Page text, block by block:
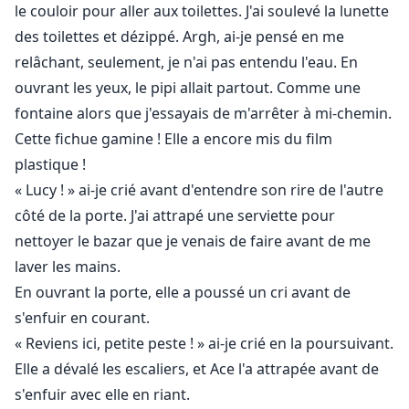
le couloir pour aller aux toilettes. J'ai soulevé la lunette
des toilettes et dézippé. Argh, ai-je pensé en me
relâchant, seulement, je n'ai pas entendu l'eau. En
ouvrant les yeux, le pipi allait partout. Comme une
fontaine alors que j'essayais de m'arrêter à mi-chemin.
Cette fichue gamine ! Elle a encore mis du film
plastique !
« Lucy ! » ai-je crié avant d'entendre son rire de l'autre
côté de la porte. J'ai attrapé une serviette pour
nettoyer le bazar que je venais de faire avant de me
laver les mains.
En ouvrant la porte, elle a poussé un cri avant de
s'enfuir en courant.
« Reviens ici, petite peste ! » ai-je crié en la poursuivant.
Elle a dévalé les escaliers, et Ace l'a attrapée avant de
s'enfuir avec elle en riant.